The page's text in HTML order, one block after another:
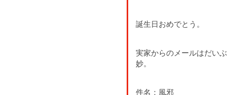
誕生日おめでとう。
実家からのメールはだい
妙。
件名：風邪